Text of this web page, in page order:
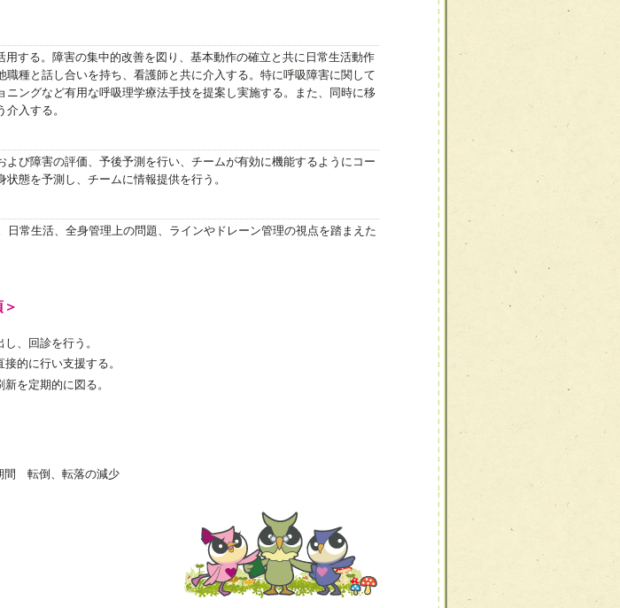
する。障害の集中的改善を図り、基本動作の確立と共に日常生活動作
種と話し合いを持ち、看護師と共に介入する。特に呼吸障害に関して
ングなど有用な呼吸理学療法手技を提案し実施する。また、同時に移
入する。
び障害の評価、予後予測を行い、チームが有効に機能するようにコー
態を予測し、チームに情報提供を行う。
常生活、全身管理上の問題、ラインやドレーン管理の視点を踏まえた
、回診を行う。
的に行い支援する。
を定期的に図る。
間 転倒、転落の減少